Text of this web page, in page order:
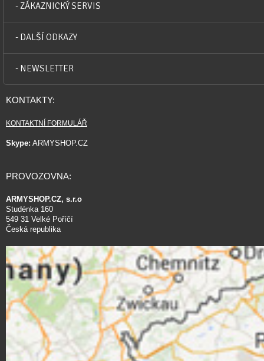
- ZÁKAZNICKÝ SERVIS
- DALŠÍ ODKAZY
- NEWSLETTER
KONTAKTY:
KONTAKTNÍ FORMULÁŘ
Skype: ARMYSHOP.CZ
PROVOZOVNA:
ARMYSHOP.CZ, s.r.o
Studénka 160
549 31 Velké Poříčí
Česká republika